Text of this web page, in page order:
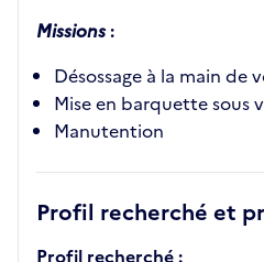
Missions:
Désossage à la main de
Mise en barquette sous
Manutention
Profil recherché et
Profil recherché :